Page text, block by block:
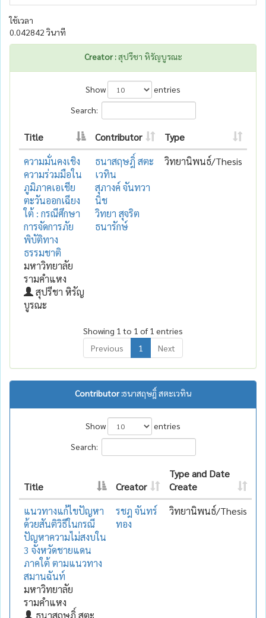
ใช้เวลา
0.042842 วินาที
Creator :สุปรีชา หิรัญบูรณะ
Show
entries
Search:
Title Contributor
Type
ความมั่นคงเชิง
ความร่วมมือใน
ภูมิภาคเอเชีย
ตะวันออกเฉียง
ใต้ : กรณีศึกษา
การจัดการภัย
พิบัติทาง
ธรรมชาติ
มหาวิทยาลัย
รามคำแหง
สุปรีชา หิรัญ
บูรณะ
ธนาสฤษฎิ์ สตะ
เวทิน
สุภางค์ จันทวา
นิช
วิทยา สุจริต
ธนารักษ์
วิทยานิพนธ์/Thesis
Showing 1 to 1 of 1 entries
Previous
1 Next
Contributor :ธนาสฤษฎิ์ สตะเวทิน
Show
entries
Search:
Title Creator
Type and Date
Create
แนวทางแก้ไขปัญหา
ด้วยสันติวิธีในกรณี
ปัญหาความไม่สงบใน
3 จังหวัดชายแดน
ภาคใต้ ตามแนวทาง
สมานฉันท์
มหาวิทยาลัย
รามคำแหง
ธนาสฤษฎิ์ สตะ
รชฎ จันทร์
ทอง
วิทยานิพนธ์/Thesis